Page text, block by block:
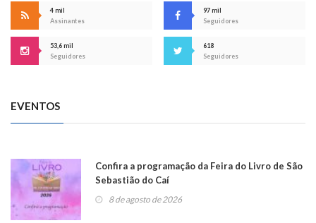
4 mil
Assinantes
97 mil
Seguidores
53,6 mil
Seguidores
618
Seguidores
EVENTOS
Confira a programação da Feira do Livro de São
Sebastião do Caí
8 de agosto de 2026